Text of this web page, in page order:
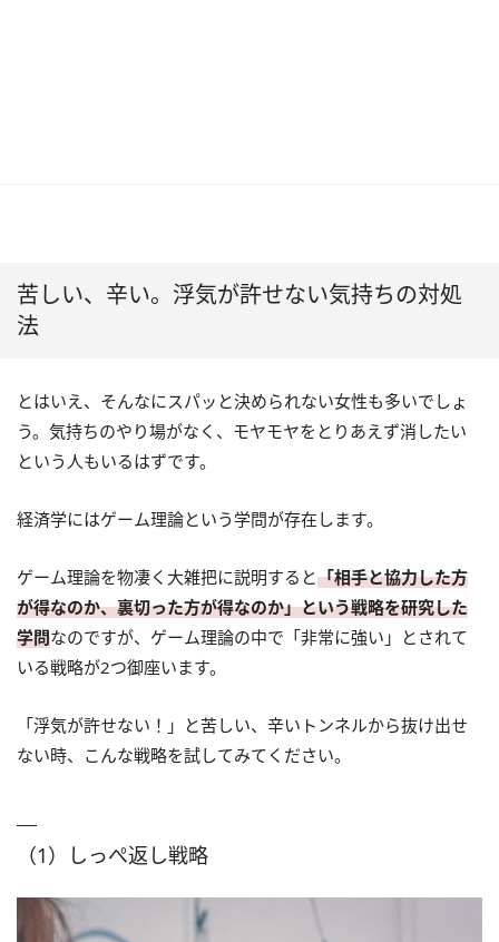
苦しい、辛い。浮気が許せない気持ちの対処
法
とはいえ、そんなにスパッと決められない女性も多いでしょ
う。気持ちのやり場がなく、モヤモヤをとりあえず消したい
という人もいるはずです。
経済学にはゲーム理論という学問が存在します。
ゲーム理論を物凄く大雑把に説明すると「相手と協力した方
が得なのか、裏切った方が得なのか」という戦略を研究した
学問なのですが、ゲーム理論の中で「非常に強い」とされて
いる戦略が2つ御座います。
「浮気が許せない！」と苦しい、辛いトンネルから抜け出せ
ない時、こんな戦略を試してみてください。
（1）しっぺ返し戦略